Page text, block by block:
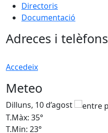
Directoris
Documentació
Adreces i telèfons
Accedeix
Meteo
Dilluns, 10 d’agost
T.Màx: 35°
T.Min: 23°